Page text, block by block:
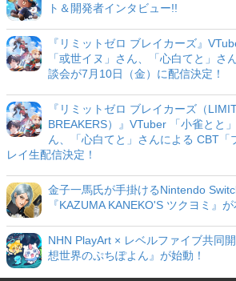
ト＆開発者インタビュー!!
『リミットゼロ ブレイカーズ』
「或世イヌ」さん、「心白てと」さ
談会が7月10日（金）に配信決定！
『リミットゼロ ブレイカーズ（
BREAKERS）』VTuber 「小雀とと
ん、「心白てと」さんによる CBT「
レイ生配信決定！
金子一馬氏が手掛けるNintendo
『KAZUMA KANEKO'S ツクヨミ』が
NHN PlayArt × レベルファイブ共同
想世界のぷちぽよん』が始動！